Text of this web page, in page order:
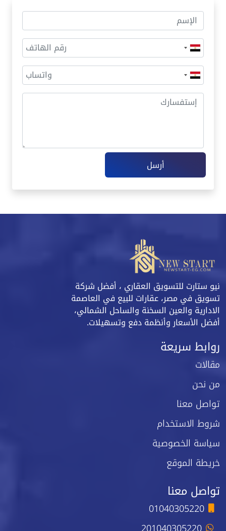
أرسل
نيو ستارت للتسويق العقاري ، أفضل شركة
تسويق في مصر، عقارات للبيع في العاصمة
الادارية والعين السخنة والساحل الشمالي،
أفضل الأسعار وأنظمة دفع وتسهيلات.
روابط سريعة
مقالات
من نحن
تواصل معنا
شروط الاستخدام
سياسة الخصوصية
خريطة الموقع
تواصل معنا
01040305220